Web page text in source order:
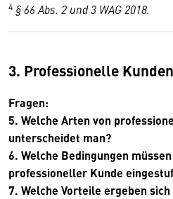
4 § 66 Abs. 2 und 3 WAG 2018.
3. Professionelle Kunden
Fragen:
5. Welche Arten von
unterscheidet man?
6. Welche Bedingungen
professioneller Kunde
7. Welche Vorteile ergeben